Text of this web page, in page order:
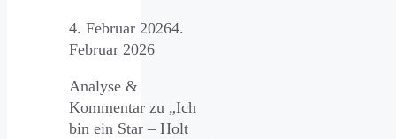
4. Februar 20264.
Februar 2026
Analyse &
Kommentar zu „Ich
bin ein Star – Holt